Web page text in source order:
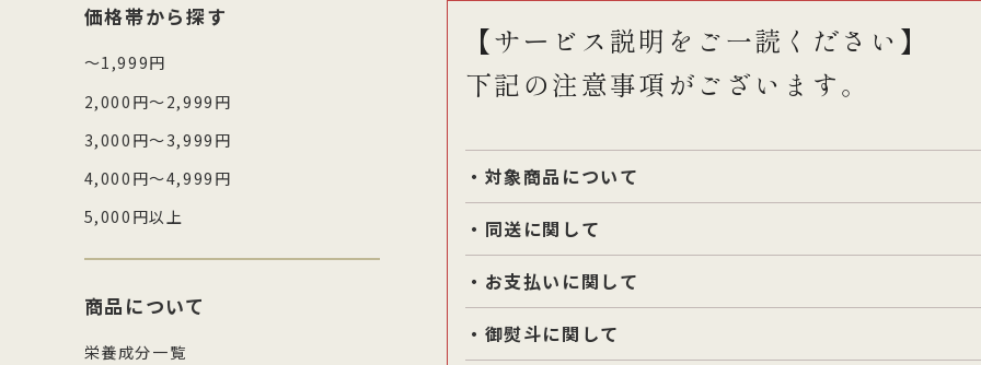
【サービス説明をご一読ください】
下記の注意事項がございます。
・対象商品について
・同送に関して
・お支払いに関して
・御熨斗に関して
価格帯から探す
～1,999円
2,000円～2,999円
3,000円～3,999円
4,000円～4,999円
5,000円以上
商品について
栄養成分一覧